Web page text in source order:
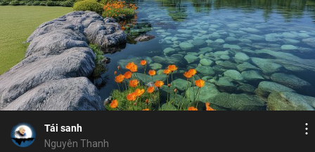
luân hồi đôi mắt nhân quả giải thoát
9 11
Tái sanh
Nguyên Thanh
Bỏ chọn
Bỏ chọn
Bình luận
Lưu